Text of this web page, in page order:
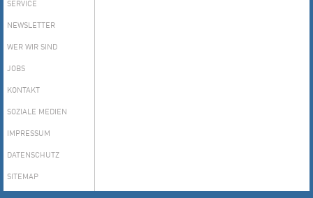
SERVICE
NEWSLETTER
WER WIR SIND
JOBS
KONTAKT
SOZIALE MEDIEN
IMPRESSUM
DATENSCHUTZ
SITEMAP